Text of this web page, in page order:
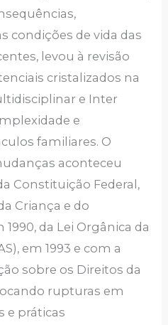
condições de vida das
levou à revisão
cristalizados na
e Inter
e
familiares. O
aconteceu
Constituição Federal,
Criança e do
da Lei Orgânica da
em 1993 e com a
sobre os Direitos da
rupturas em
e práticas